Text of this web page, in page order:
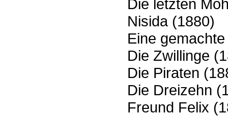
Die letzten
Nisida (1880)
Eine
Die Zwillinge
Die Piraten
Die Dreizehn
Freund Felix